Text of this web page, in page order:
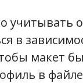
учитывать
в
макет
в файле